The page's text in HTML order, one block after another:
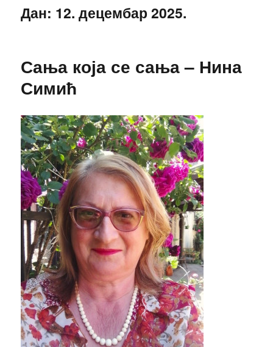
Дан: 12. децембар 2025.
Сања која се сања – Нина
Симић